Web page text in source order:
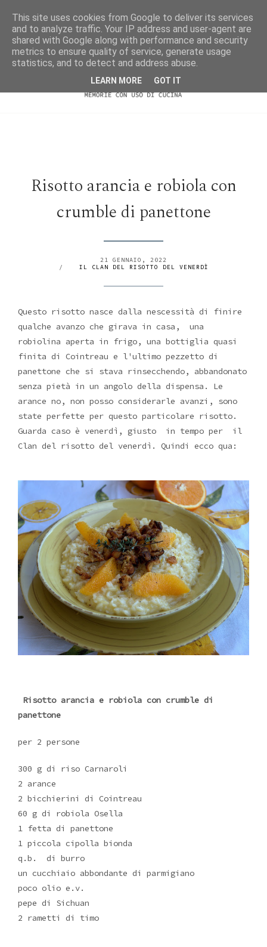
Risotto arancia e robiola con
crumble di panettone
21 GENNAIO, 2022
/
IL CLAN DEL RISOTTO DEL VENERDÌ
Questo risotto nasce dalla nescessità di finire
qualche avanzo che girava in casa, una
robiolina aperta in frigo, una bottiglia quasi
finita di Cointreau e l'ultimo pezzetto di
panettone che si stava rinsecchendo, abbandonato
senza pietà in un angolo della dispensa. Le
arance no, non posso considerarle avanzi, sono
state perfette per questo particolare risotto.
Guarda caso è venerdì, giusto in tempo per il
Clan del risotto del venerdì. Quindi ecco qua:
Risotto arancia e robiola con crumble di
panettone
per 2 persone
300 g di riso Carnaroli
2 arance
2 bicchierini di Cointreau
60 g di robiola Osella
1 fetta di panettone
1 piccola cipolla bionda
q.b. di burro
un cucchiaio abbondante di parmigiano
poco olio e.v.
pepe di Sichuan
2 rametti di timo
This site uses cookies from Google to deliver its services
and to analyze traffic. Your IP address and user-agent are
shared with Google along with performance and security
metrics to ensure quality of service, generate usage
statistics, and to detect and address abuse.
LEARN MORE GOT IT